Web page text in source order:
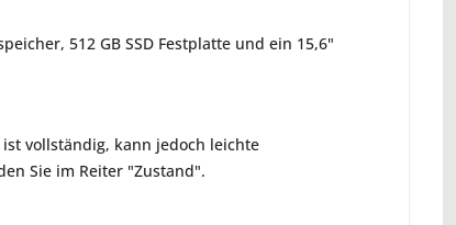
512 GB SSD Festplatte und ein 15,6"
vollständig, kann jedoch leichte
Sie im Reiter "Zustand".